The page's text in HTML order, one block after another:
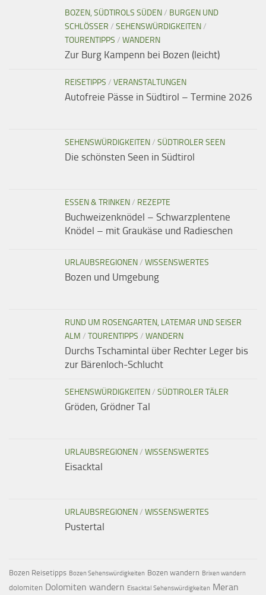
BOZEN, SÜDTIROLS SÜDEN/ BURGEN UND
SCHLÖSSER / SEHENSWÜRDIGKEITEN/
TOURENTIPPS / WANDERN
Zur Burg Kampenn bei Bozen (leicht)
REISETIPPS / VERANSTALTUNGEN
Autofreie Pässe in Südtirol – Termine 2026
SEHENSWÜRDIGKEITEN/ SÜDTIROLER SEEN
Die schönsten Seen in Südtirol
ESSEN & TRINKEN/ REZEPTE
Buchweizenknödel – Schwarzplentene
Knödel – mit Graukäse und Radieschen
URLAUBSREGIONEN/ WISSENSWERTES
Bozen und Umgebung
RUND UM ROSENGARTEN, LATEMAR UND SEISER
ALM / TOURENTIPPS / WANDERN
Durchs Tschamintal über Rechter Leger bis
zur Bärenloch-Schlucht
SEHENSWÜRDIGKEITEN/ SÜDTIROLER TÄLER
Gröden, Grödner Tal
URLAUBSREGIONEN/ WISSENSWERTES
Eisacktal
URLAUBSREGIONEN/ WISSENSWERTES
Pustertal
Bozen Reisetipps Bozen Sehenswürdigkeiten Bozen wandern Brixen wandern
dolomiten Dolomiten wandern Eisacktal Sehenswürdigkeiten Meran